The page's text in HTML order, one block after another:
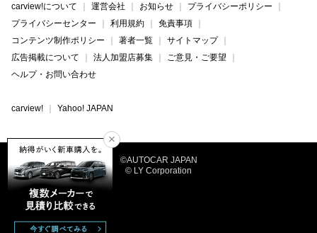
carview!について 運営会社 お知らせ
プライバシーポリシー
プライバシーセンター
利用規約
免責事項
コンテンツ制作ポリシー
著者一覧
サイトマップ
広告掲載について
法人加盟店募集
ご意見・ご要望
ヘルプ・お問い合わせ
carview! Yahoo! JAPAN
©AUTOCAR JAPAN
© LY Corporation